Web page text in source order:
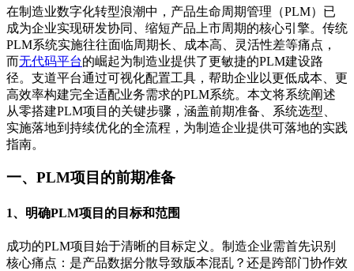
在制造业数字化转型浪潮中，产品生命周期管理（PLM）已
成为企业实现研发协同、缩短产品上市周期的核心引擎。传统
PLM系统实施往往面临周期长、成本高、灵活性差等痛点，
而无代码平台的崛起为制造业提供了更敏捷的PLM建设路
径。支道平台通过可视化配置工具，帮助企业以更低成本、更
高效率构建完全适配业务需求的PLM系统。本文将系统阐述
从零搭建PLM项目的关键步骤，涵盖前期准备、系统选型、
实施落地到持续优化的全流程，为制造企业提供可落地的实践
指南。
一、PLM项目的前期准备
1、明确PLM项目的目标和范围
成功的PLM项目始于清晰的目标定义。制造企业需首先识别
核心痛点：是产品数据分散导致版本混乱？还是跨部门协作效